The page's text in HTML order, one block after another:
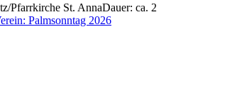
Pfarrkirche St. AnnaDauer: ca. 2
Palmsonntag 2026